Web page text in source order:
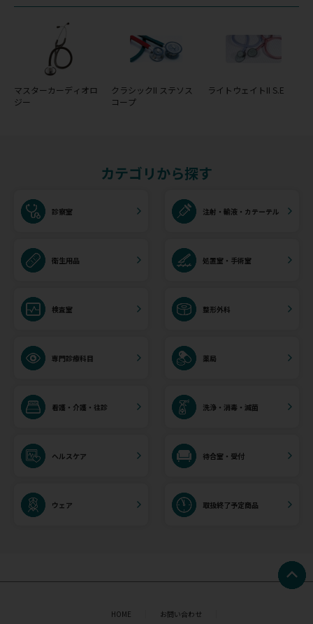
マスターカーディオロ
ジー
クラシックII ステソス
コープ
ライトウェイトII S.E
カテゴリから探す
診察室 注射・輸液・カテーテル
衛生用品 処置室・手術室
検査室 整形外科
専門診療科目 薬局
看護・介護・往診 洗浄・消毒・滅菌
ヘルスケア 待合室・受付
ウェア 取扱終了予定商品
HOME お問い合わせ